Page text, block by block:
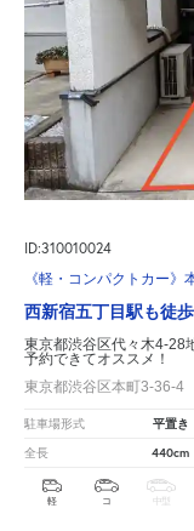
ID:310010024
《軽・コンパクトカー》
西新宿五丁目駅も徒
東京都渋谷区代々木4-28
予約できてオススメ！
東京都渋谷区本町3-36-4
駐車場形式 平置き
全長 440cm
軽 コ 中型